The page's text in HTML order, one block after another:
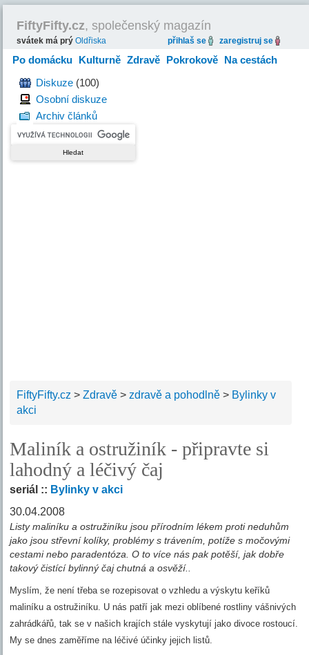
FiftyFifty.cz, společenský magazín
svátek má prýOldřiska přihlaš se zaregistruj se
Po domácku Kulturně Zdravě Pokrokově Na cestách
HravěDiskuze (100)
Osobní diskuze
Archiv článků
FiftyFifty.cz >Zdravě >zdravě a pohodlně > Bylinky v
akci
Maliník a ostružiník - připravte si
lahodný a léčivý čaj
seriál :: Bylinky v akci
30.04.2008
Listy maliníku a ostružiníku jsou přírodním lékem proti neduhům
jako jsou střevní kolíky, problémy s trávením, potíže s močovými
cestami nebo paradentóza. O to více nás pak potěší, jak dobře
takový čistící bylinný čaj chutná a osvěží..
Myslím, že není třeba se rozepisovat o vzhledu a výskytu keříků
maliníku a ostružiníku. U nás patří jak mezi oblíbené rostliny vášnivých
zahrádkářů, tak se v našich krajích stále vyskytují jako divoce rostoucí.
My se dnes zaměříme na léčivé účinky jejich listů.